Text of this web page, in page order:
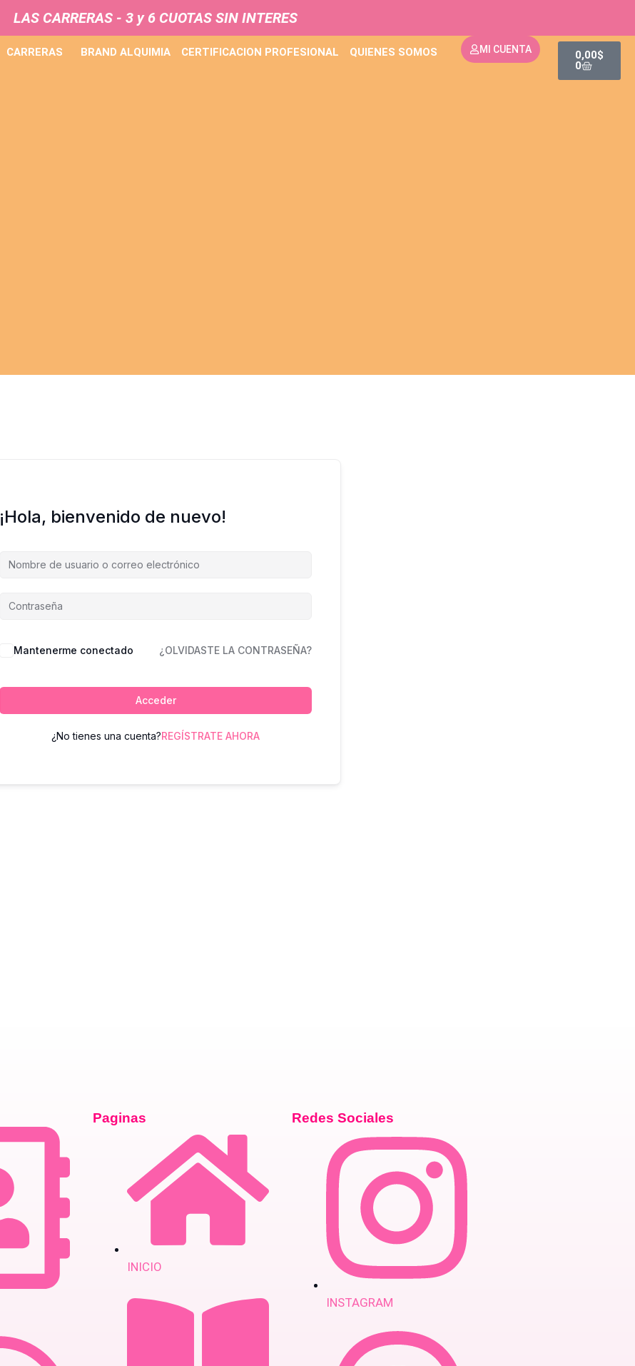
LAS CARRERAS - 3 y 6 CUOTAS SIN INTERES
CARRERAS BRAND ALQUIMIA CERTIFICACION PROFESIONAL QUIENES SOMOS MI CUENTA 0,00$
0
CART
¡Hola, bienvenido de nuevo!
Mantenerme conectado ¿OLVIDASTE LA CONTRASEÑA?
Acceder
¿No tienes una cuenta?REGÍSTRATE AHORA
Paginas
INICIO
Redes Sociales
INSTAGRAM